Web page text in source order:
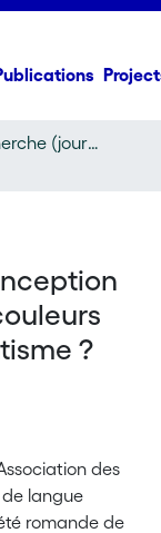
Article de recherche (journal article)
?
des
langue
romande de